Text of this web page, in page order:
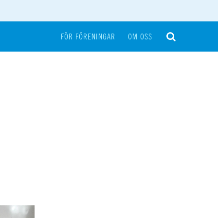
FÖR FÖRENINGAR OM OSS